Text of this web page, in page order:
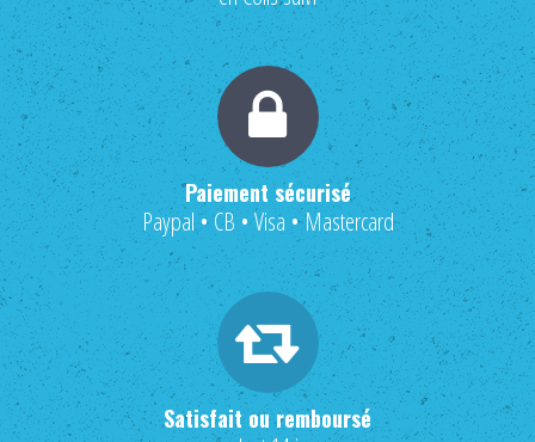
Paiement sécurisé
Paypal • CB • Visa • Mastercard
Satisfait ou remboursé